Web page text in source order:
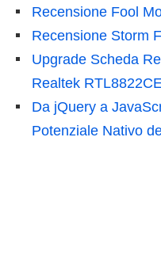
Recensione Fool
Recensione Storm
Upgrade Scheda
Realtek RTL8822CE
Da jQuery a
Potenziale Nativo